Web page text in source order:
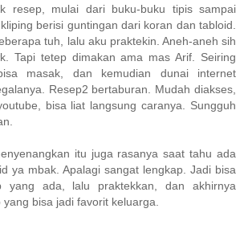
resep, mulai dari buku-buku tipis sampai
berisi guntingan dari koran dan tabloid.
tuh, lalu aku praktekin. Aneh-aneh sih
Tapi tetep dimakan ama mas Arif. Seiring
masak, dan kemudian dunai internet
Resep2 bertaburan. Mudah diakses,
bisa liat langsung caranya. Sungguh
itu juga rasanya saat tahu ada
ya mbak. Apalagi sangat lengkap. Jadi bisa
yang ada, lalu praktekkan, dan akhirnya
bisa jadi favorit keluarga.